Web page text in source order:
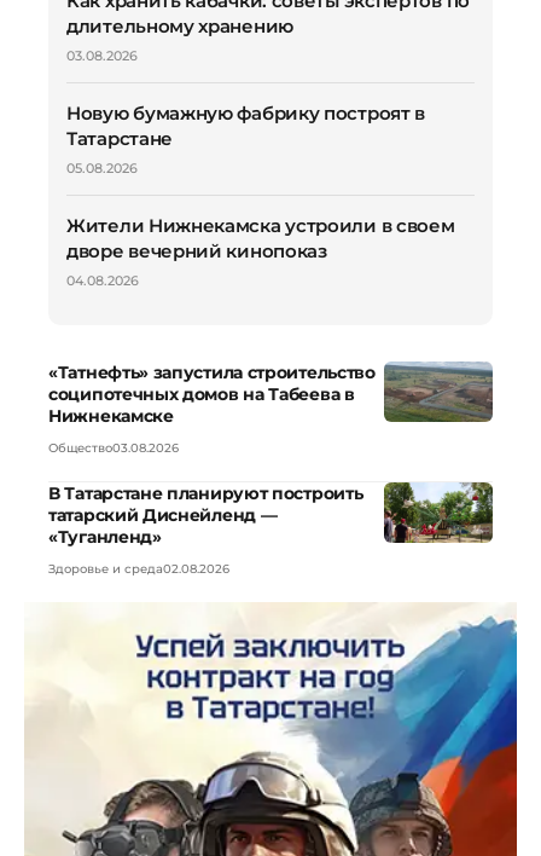
длительному хранению
03.08.2026
Новую бумажную фабрику построят в
Татарстане
05.08.2026
Жители Нижнекамска устроили в своем
дворе вечерний кинопоказ
04.08.2026
«Татнефть» запустила строительство
соципотечных домов на Табеева в
Нижнекамске
Общество03.08.2026
В Татарстане планируют построить
татарский Диснейленд —
«Туганленд»
Здоровье и среда02.08.2026